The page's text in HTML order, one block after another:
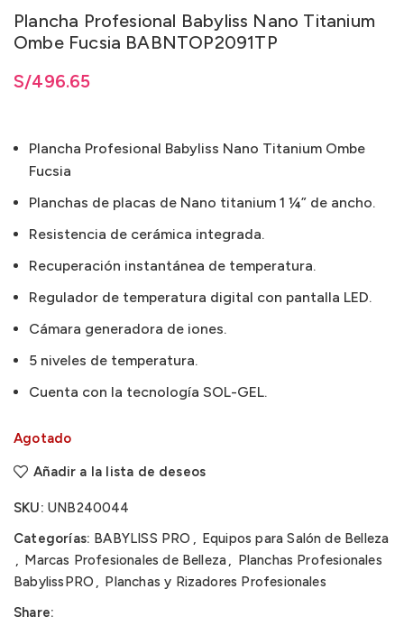
Plancha Profesional Babyliss Nano Titanium
Ombe Fucsia BABNTOP2091TP
S/496.65
Plancha Profesional Babyliss Nano Titanium Ombe
Fucsia
Planchas de placas de Nano titanium 1 ¼” de ancho.
Resistencia de cerámica integrada.
Recuperación instantánea de temperatura.
Regulador de temperatura digital con pantalla LED.
Cámara generadora de iones.
5 niveles de temperatura.
Cuenta con la tecnología SOL-GEL.
Agotado
Añadir a la lista de deseos
SKU: UNB240044
Categorías: BABYLISS PRO , Equipos para Salón de Belleza
, Marcas Profesionales de Belleza, Planchas Profesionales
BabylissPRO , Planchas y Rizadores Profesionales
Share: